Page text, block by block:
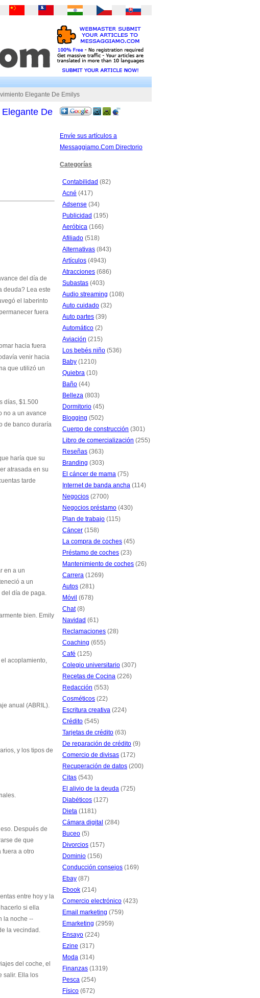
Elegante De Emilys
De
del día de
deuda? Lea este
el laberinto
fuera
hacia fuera
venir hacia
que utilizó un
días, $1.500
no a un avance
de banco duraría
haría que su
atrasada en su
tarde
en a un
a un
día de paga.
bien. Emily
acoplamiento,
anual (ABRIL).
y los tipos de
Después de
de que
fuera a otro
entre hoy y la
si ella
la noche --
la vecindad.
del coche, el
salir. Ella los
Envíe sus artículos a
Messaggiamo.Com Directorio
Categorías
Contabilidad (82)
Acné (417)
Adsense (34)
Publicidad (195)
Aeróbica (166)
Afiliado (518)
Alternativas (843)
Artículos (4943)
Atracciones (686)
Subastas (403)
Audio streaming (108)
Auto cuidado (32)
Auto partes (39)
Automático (2)
Aviación (215)
Los bebés niño (536)
Baby (1210)
Quiebra (10)
Baño (44)
Belleza (803)
Dormitorio (45)
Blogging (502)
Cuerpo de construcción (301)
Libro de comercialización (255)
Reseñas (363)
Branding (303)
El cáncer de mama (75)
Internet de banda ancha (114)
Negocios (2700)
Negocios préstamo (430)
Plan de trabajo (115)
Cáncer (158)
La compra de coches (45)
Préstamo de coches (23)
Mantenimiento de coches (26)
Carrera (1269)
Autos (281)
Móvil (678)
Chat(8)
Navidad (61)
Reclamaciones (28)
Coaching (655)
Café (125)
Colegio universitario (307)
Recetas de Cocina (226)
Redacción (553)
Cosméticos (22)
Escritura creativa (224)
Crédito (545)
Tarjetas de crédito (63)
De reparación de crédito (9)
Comercio de divisas (172)
Recuperación de datos (200)
Citas (543)
El alivio de la deuda (725)
Diabéticos (127)
Dieta (1181)
Cámara digital (284)
Buceo (5)
Divorcios (157)
Dominio (156)
Conducción consejos (169)
Ebay (87)
Ebook (214)
Comercio electrónico (423)
Email marketing (759)
Emarketing (2959)
Ensayo (224)
Ezine (317)
Moda (314)
Finanzas (1319)
Pesca (254)
Físico (672)